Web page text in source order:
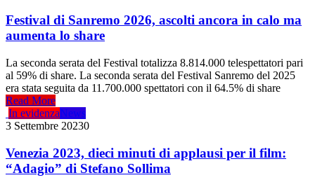
Festival di Sanremo 2026, ascolti ancora in calo ma
aumenta lo share
La seconda serata del Festival totalizza 8.814.000 telespettatori pari
al 59% di share. La seconda serata del Festival Sanremo del 2025
era stata seguita da 11.700.000 spettatori con il 64.5% di share
Read More
In evidenzaNews
3 Settembre 20230
Venezia 2023, dieci minuti di applausi per il film:
“Adagio” di Stefano Sollima